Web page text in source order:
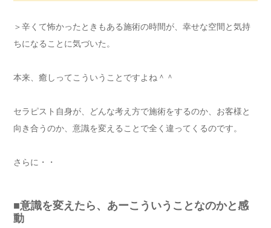
＞辛くて怖かったときもある施術の時間が、幸せな空間と気持
ちになることに気づいた。
本来、癒しってこういうことですよね＾＾
セラピスト自身が、どんな考え方で施術をするのか、お客様と
向き合うのか、意識を変えることで全く違ってくるのです。
さらに・・
■意識を変えたら、あーこういうことなのかと感
動